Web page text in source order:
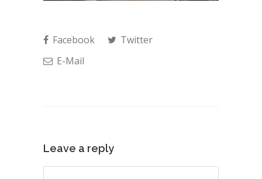
Facebook
Twitter
E-Mail
Leave a reply